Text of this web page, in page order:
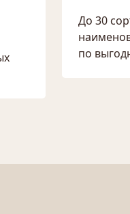
До 30
по